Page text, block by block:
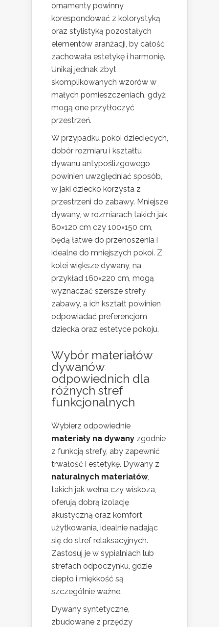
ornamenty powinny
korespondować z kolorystyką
oraz stylistyką pozostałych
elementów aranżacji, by całość
zachowała estetykę i harmonię.
Unikaj jednak zbyt
skomplikowanych wzorów w
małych pomieszczeniach, gdyż
mogą one przytłoczyć
przestrzeń.
W przypadku pokoi dziecięcych,
dobór rozmiaru i kształtu
dywanu antypoślizgowego
powinien uwzględniać sposób,
w jaki dziecko korzysta z
przestrzeni do zabawy. Mniejsze
dywany, w rozmiarach takich jak
80×120 cm czy 100×150 cm,
będą łatwe do przenoszenia i
idealne do mniejszych pokoi. Z
kolei większe dywany, na
przykład 160×220 cm, mogą
wyznaczać szersze strefy
zabawy, a ich kształt powinien
odpowiadać preferencjom
dziecka oraz estetyce pokoju.
Wybór materiałów
dywanów
odpowiednich dla
różnych stref
funkcjonalnych
Wybierz odpowiednie
materiały na dywany zgodnie
z funkcją strefy, aby zapewnić
trwałość i estetykę. Dywany z
naturalnych materiałów,
takich jak wełna czy wiskoza,
oferują dobrą izolację
akustyczną oraz komfort
użytkowania, idealnie nadając
się do stref relaksacyjnych.
Zastosuj je w sypialniach lub
strefach odpoczynku, gdzie
ciepło i miękkość są
szczególnie ważne.
Dywany syntetyczne,
zbudowane z przędzy